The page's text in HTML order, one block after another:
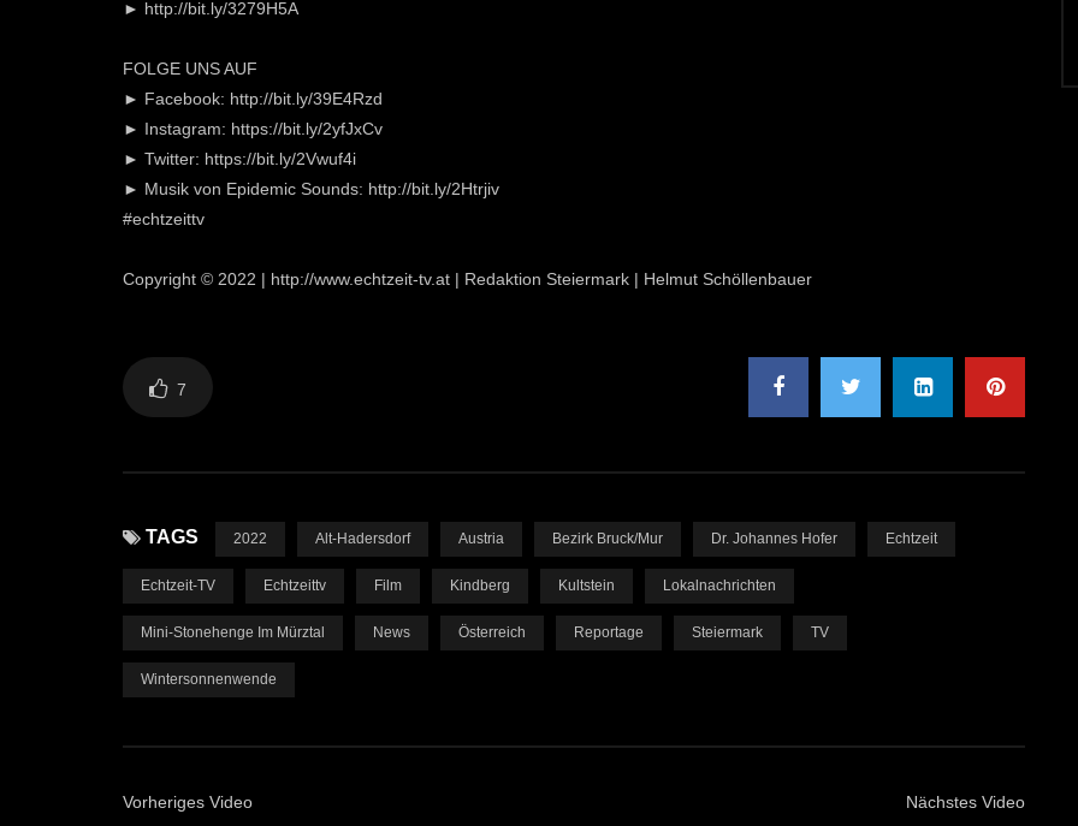
► http://bit.ly/3279H5A
FOLGE UNS AUF
► Facebook: http://bit.ly/39E4Rzd
► Instagram: https://bit.ly/2yfJxCv
► Twitter: https://bit.ly/2Vwuf4i
► Musik von Epidemic Sounds: http://bit.ly/2Htrjiv
#echtzeittv
Copyright © 2022 | http://www.echtzeit-tv.at | Redaktion Steiermark | Helmut Schöllenbauer
7
TAGS 2022 Alt-Hadersdorf Austria Bezirk Bruck/Mur Dr. Johannes Hofer Echtzeit
Echtzeit-TV Echtzeittv Film Kindberg Kultstein Lokalnachrichten
Mini-Stonehenge Im Mürztal News Österreich Reportage Steiermark TV
Wintersonnenwende
Vorheriges Video Nächstes Video